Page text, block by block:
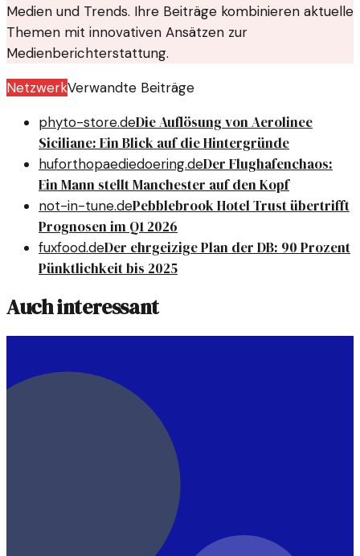
Medien und Trends. Ihre Beiträge kombinieren aktuelle
Themen mit innovativen Ansätzen zur
Medienberichterstattung.
NetzwerkVerwandte Beiträge
phyto-store.deDie Auflösung von Aerolinee
Siciliane: Ein Blick auf die Hintergründe
huforthopaediedoering.deDer Flughafenchaos:
Ein Mann stellt Manchester auf den Kopf
not-in-tune.dePebblebrook Hotel Trust übertrifft
Prognosen im Q1 2026
fuxfood.deDer ehrgeizige Plan der DB: 90 Prozent
Pünktlichkeit bis 2025
Auch interessant